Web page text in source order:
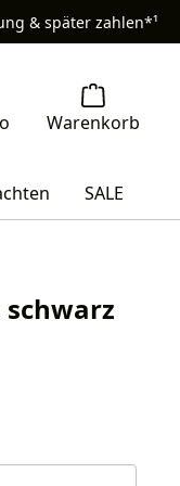
& später zahlen*¹
SALE